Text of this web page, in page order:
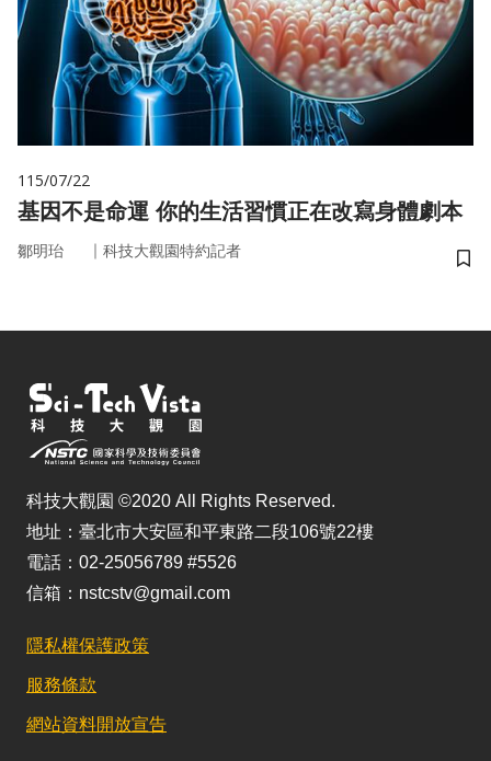
115/07/22
基因不是命運 你的生活習慣正在改寫身體劇本
鄒明珆 ｜ 科技大觀園特約記者
儲
科技大觀園 ©2020 All Rights Reserved.
地址：臺北市大安區和平東路二段106號22樓
電話：02-25056789 #5526
信箱：nstcstv@gmail.com
隱私權保護政策
服務條款
網站資料開放宣告